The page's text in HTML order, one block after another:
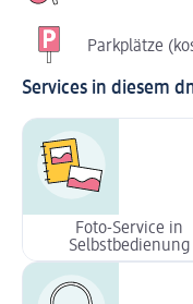
Parkplätze
Services in diesem
Foto-Service in
Selbstbedienung